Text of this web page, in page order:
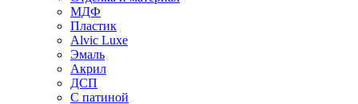
МДФ
Пластик
Alvic Luxe
Эмаль
Акрил
ДСП
С патиной